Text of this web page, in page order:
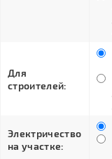
Для
строителей:
Электричество
на участке: